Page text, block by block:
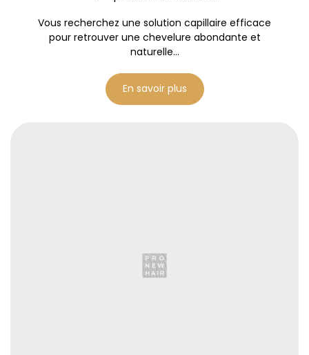
Vous recherchez une solution capillaire efficace
pour retrouver une chevelure abondante et
naturelle...
En savoir plus